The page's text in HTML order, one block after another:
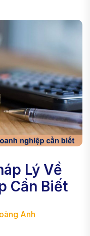
Lý Về
Cần Biết
Anh